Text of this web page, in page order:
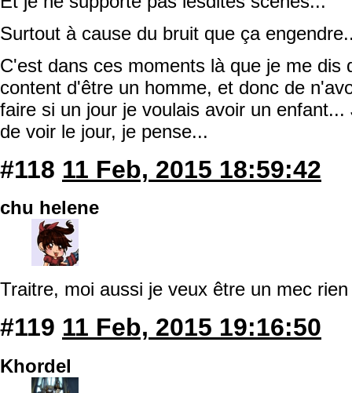
Surtout à cause du bruit que ça
C'est dans ces moments là que je me dis
content d'être un homme, et donc de
faire si un jour je voulais avoir un
de voir le jour, je pense...
#118 11 Feb, 2015 18:59:42
chu helene
Traitre, moi aussi je veux être un mec
#119 11 Feb, 2015 19:16:50
Khordel